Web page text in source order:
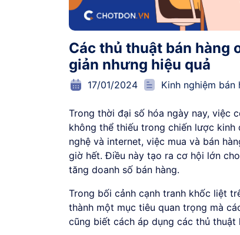
Các thủ thuật bán hàng
giản nhưng hiệu quả
17/01/2024 Kinh nghiệm bán
Trong thời đại số hóa ngày nay, việc
không thể thiếu trong chiến lược kinh
nghệ và internet, việc mua và bán
giờ hết. Điều này tạo ra cơ hội lớn
tăng doanh số bán hàng.
Trong bối cảnh cạnh tranh khốc liệt
thành một mục tiêu quan trọng mà
cũng biết cách áp dụng các thủ